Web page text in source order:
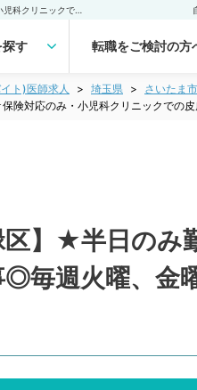
す 転職をご検討の方
ト)医師求人 埼玉県
さいたま
険対応のみ・小児科クリニックでの
区】★半日の
毎週火曜、金